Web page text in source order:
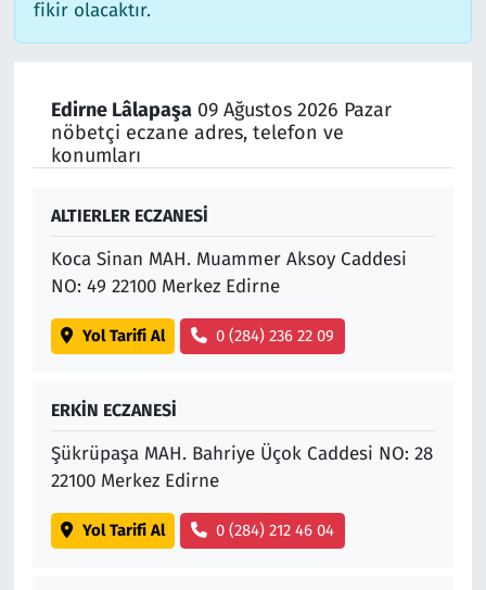
fikir olacaktır.
Edirne Lâlapaşa09 Ağustos 2026 Pazar
nöbetçi eczane adres, telefon ve
konumları
ALTIERLER ECZANESİ
Koca Sinan MAH. Muammer Aksoy Caddesi
NO: 49 22100 Merkez Edirne
Yol Tarifi Al 0 (284) 236 22 09
ERKİN ECZANESİ
Şükrüpaşa MAH. Bahriye Üçok Caddesi NO: 28
22100 Merkez Edirne
Yol Tarifi Al 0 (284) 212 46 04